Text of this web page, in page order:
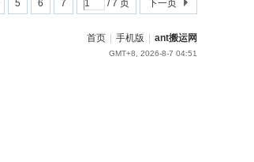
5 6 7 / 7 页 下一页
首页 手机版 ant搬运网
GMT+8, 2026-8-7 04:51